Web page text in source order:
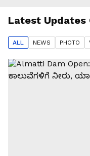
Latest Updates
ALL NEWS PHOTO